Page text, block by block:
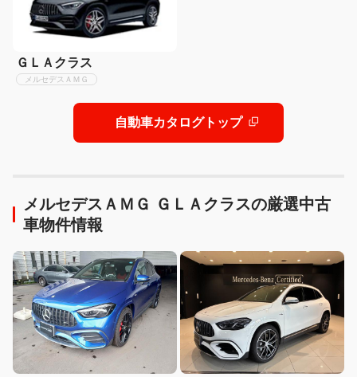
ＧＬＡクラス
メルセデスＡＭＧ
自動車カタログトップ
メルセデスＡＭＧ ＧＬＡクラスの厳選中古
車物件情報